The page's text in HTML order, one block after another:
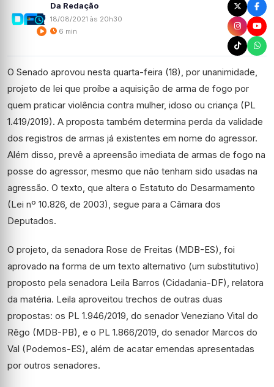
Da Redação
18/08/2021 às 20h30
6 min
O Senado aprovou nesta quarta-feira (18), por unanimidade,
projeto de lei que proíbe a aquisição de arma de fogo por
quem praticar violência contra mulher, idoso ou criança (PL
1.419/2019). A proposta também determina perda da validade
dos registros de armas já existentes em nome do agressor.
Além disso, prevê a apreensão imediata de armas de fogo na
posse do agressor, mesmo que não tenham sido usadas na
agressão. O texto, que altera o Estatuto do Desarmamento
(Lei nº 10.826, de 2003), segue para a Câmara dos
Deputados.
O projeto, da senadora Rose de Freitas (MDB-ES), foi
aprovado na forma de um texto alternativo (um substitutivo)
proposto pela senadora Leila Barros (Cidadania-DF), relatora
da matéria. Leila aproveitou trechos de outras duas
propostas: os PL 1.946/2019, do senador Veneziano Vital do
Rêgo (MDB-PB), e o PL 1.866/2019, do senador Marcos do
Val (Podemos-ES), além de acatar emendas apresentadas
por outros senadores.